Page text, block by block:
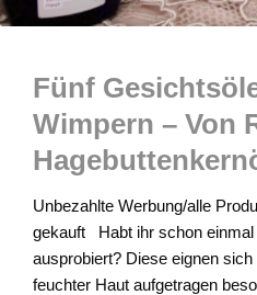
Fünf
Wimpern – Von
Unbezahlte Werbung/alle
gekauft Habt ihr schon
ausprobiert? Diese eignen
feuchter Haut aufgetragen